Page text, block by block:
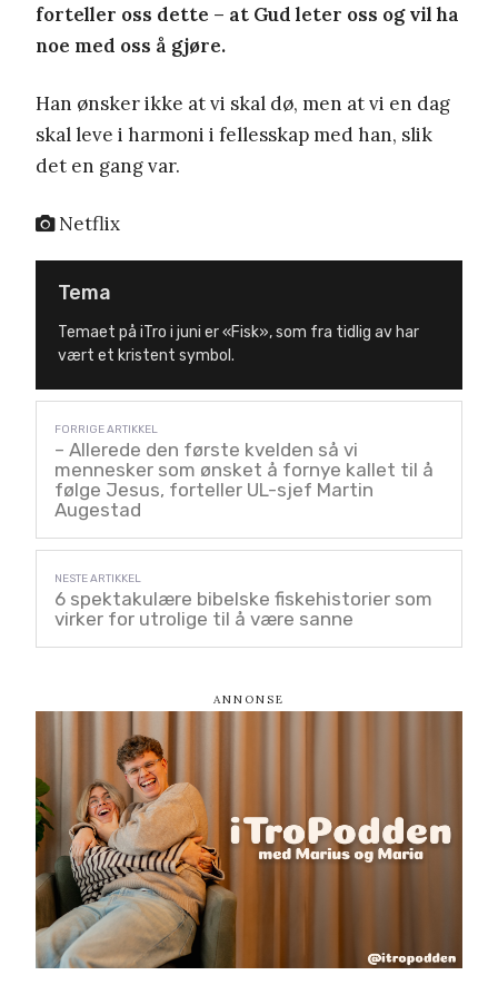
forteller oss dette – at Gud leter oss og vil ha
noe med oss å gjøre.
Han ønsker ikke at vi skal dø, men at vi en dag
skal leve i harmoni i fellesskap med han, slik
det en gang var.
Netflix
Tema
Temaet på iTro i juni er «Fisk», som fra tidlig av har
vært et kristent symbol.
– Allerede den første kvelden så vi
mennesker som ønsket å fornye kallet til å
følge Jesus, forteller UL-sjef Martin
Augestad
6 spektakulære bibelske fiskehistorier som
virker for utrolige til å være sanne